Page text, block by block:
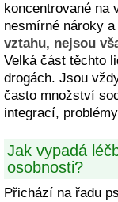
koncentrované na
nesmírné nároky
vztahu, nejsou
Velká část těchto
drogách. Jsou
často množství
integrací,
Jak vypadá
osobnosti?
Přichází na řadu